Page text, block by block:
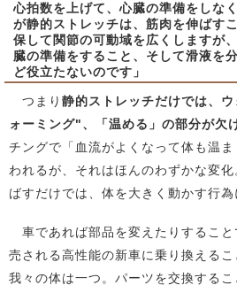
心拍数を上げて、心臓の準備をしな
が静的ストレッチは、筋肉を伸ばす
保して関節の可動域を広くしますが
臓の準備をすること、そして滑液を
ど役立たないのです」
つまり 静的ストレッチだけでは、
ォーミング"、「温める」の部分が欠
チングで「血流がよくなって体も温
われるが、それはほんのわずかな変
ばすだけでは、体を大きく動かす行為
車であれば部品を変えたりすること
売される高性能の新車に乗り換えるこ
我々の体は一つ。パーツを交換する